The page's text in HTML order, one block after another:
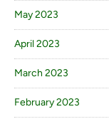
May 2023
April 2023
March 2023
February 2023